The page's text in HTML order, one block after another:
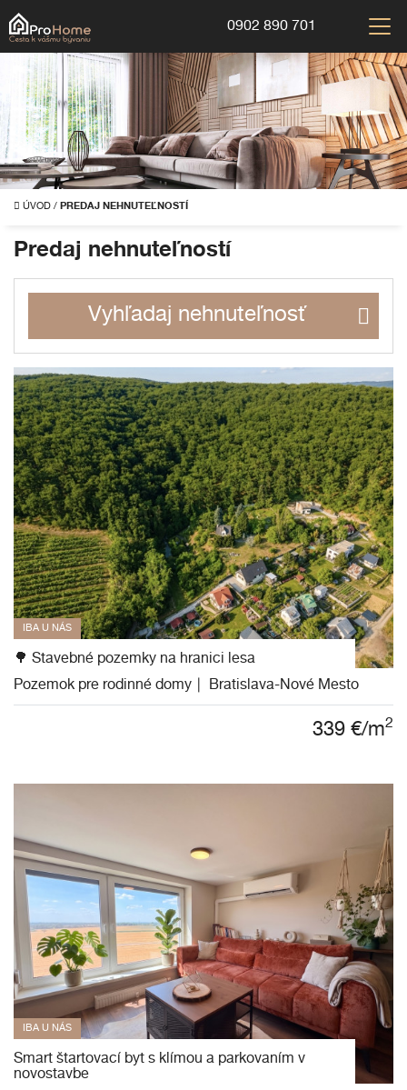
0902 890 701
ÚVOD / PREDAJ NEHNUTEĽNOSTÍ
Predaj nehnuteľností
Vyhľadaj nehnuteľnosť
🌳 Stavebné pozemky na hranici lesa
IBA U NÁS
Pozemok pre rodinné domy Bratislava-Nové Mesto
339 €/m2
Smart štartovací byt s klímou a parkovaním v
novostavbe
IBA U NÁS